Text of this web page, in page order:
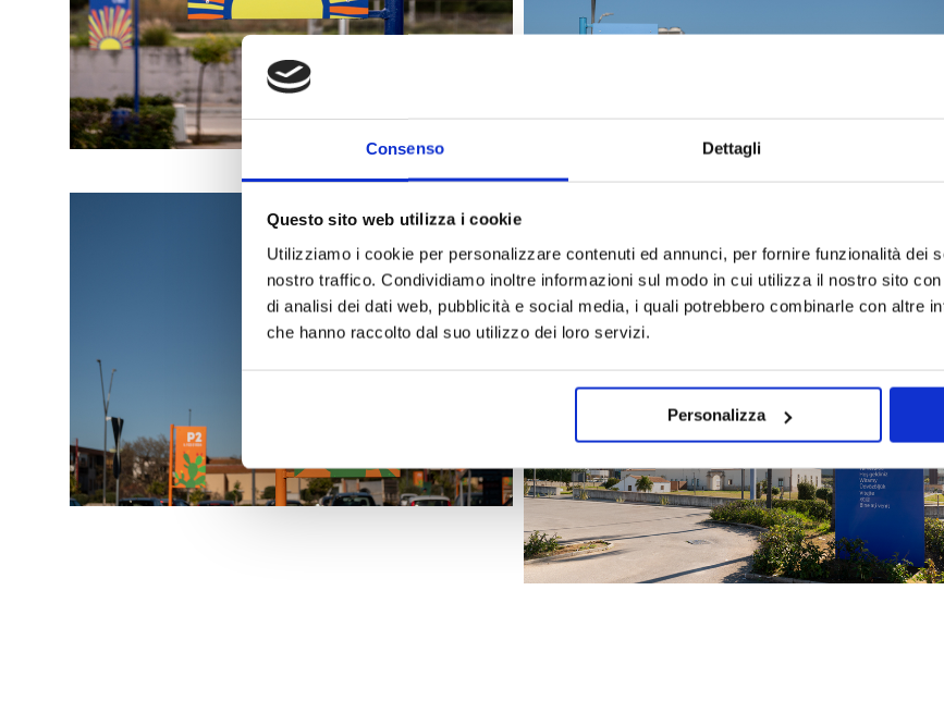
Consenso Dettagli
Questo sito web utilizza i cookie
Utilizziamo i cookie per personalizzare contenuti ed annunci, per fornire funzionalità dei
nostro traffico. Condividiamo inoltre informazioni sul modo in cui utilizza il nostro sito
di analisi dei dati web, pubblicità e social media, i quali potrebbero combinarle con altre
che hanno raccolto dal suo utilizzo dei loro servizi.
Personalizza